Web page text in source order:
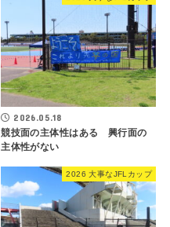
2026.05.18
競技面の主体性はある 興行面の
主体性がない
2026 大事なJFLカップ